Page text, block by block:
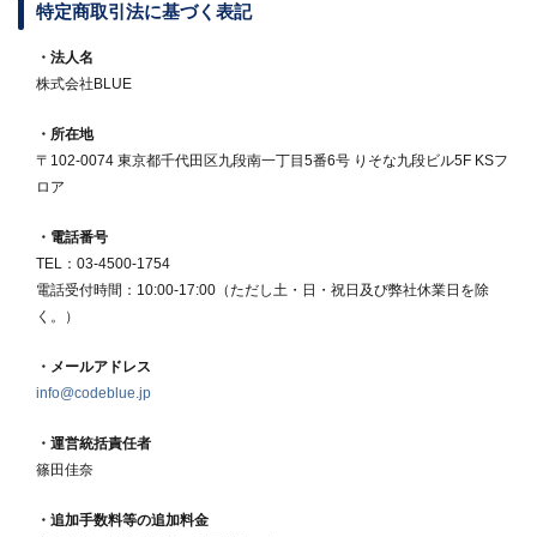
特定商取引法に基づく表記
・法人名
株式会社BLUE
・所在地
〒102-0074 東京都千代田区九段南一丁目5番6号 りそな九段ビル5F KSフ
ロア
・電話番号
TEL：03-4500-1754
電話受付時間：10:00-17:00（ただし土・日・祝日及び弊社休業日を除
く。）
・メールアドレス
info@codeblue.jp
・運営統括責任者
篠田佳奈
・追加手数料等の追加料金